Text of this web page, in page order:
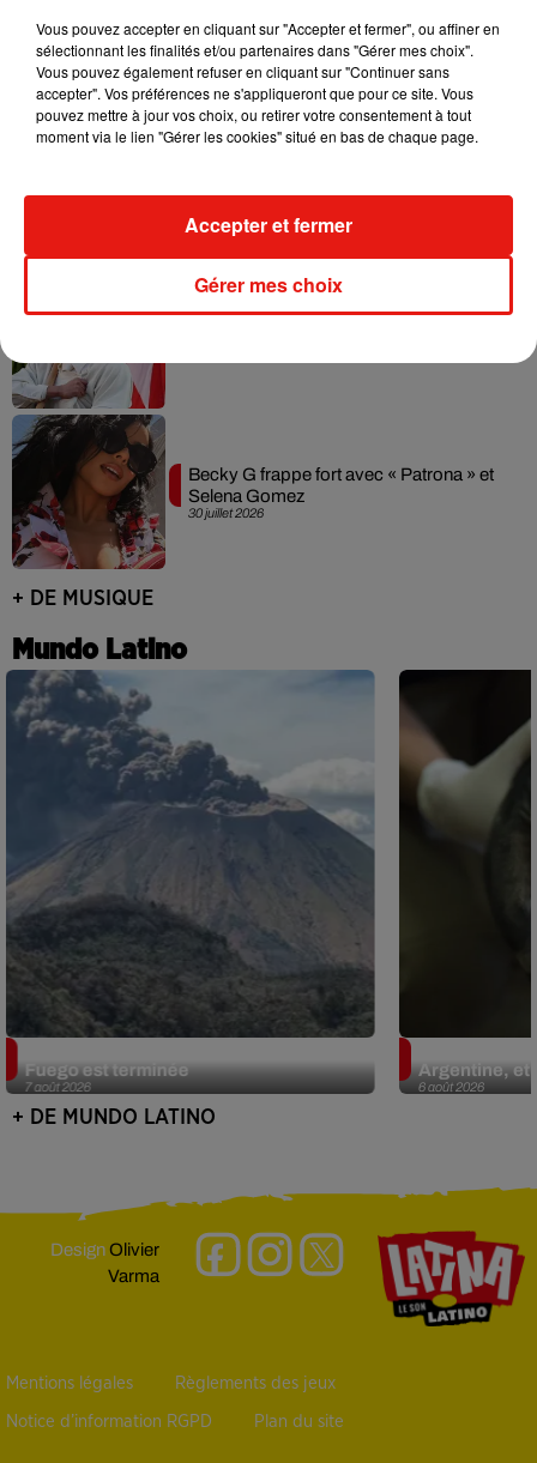
31 juillet 2026
31 juillet 2026
Bad Bunny à Porto Rico pour un concert
30 juillet 2026
Becky G frappe fort avec « Patrona » et
Selena Gomez
+ DE MUSIQUE
Mundo Latino
7 août 2026
Fuego est terminée
6 août 2026
Argentine, et
+ DE MUNDO LATINO
DesignOlivier
Varma
Mentions légales Règlements des jeux
Notice d’information RGPD Plan du site
Vous pouvez accepter en cliquant sur "Accepter et fermer", ou affiner en
sélectionnant les finalités et/ou partenaires dans "Gérer mes choix".
Vous pouvez également refuser en cliquant sur "Continuer sans
accepter". Vos préférences ne s'appliqueront que pour ce site. Vous
pouvez mettre à jour vos choix, ou retirer votre consentement à tout
moment via le lien "Gérer les cookies" situé en bas de chaque page.
Gérer mes choix
Accepter et fermer